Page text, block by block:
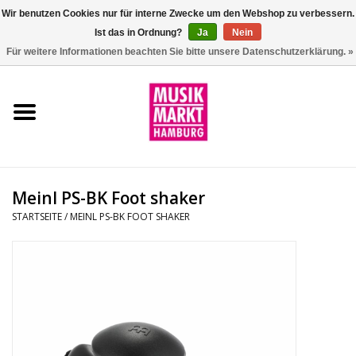
Aktion
Drums
Meinl PS-BK Foot shaker
STARTSEITE/ MEINL PS-BK FOOT SHAKER
Wir benutzen Cookies nur für interne Zwecke um den Webshop zu verbessern.
Ist das in Ordnung?
Ja
Nein
Für weitere Informationen beachten Sie bitte unsere Datenschutzerklärung. »